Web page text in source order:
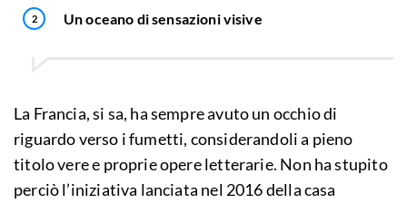
Un oceano di sensazioni visive
La Francia, si sa, ha sempre avuto un occhio di
riguardo verso i fumetti, considerandoli a pieno
titolo vere e proprie opere letterarie. Non ha stupito
perciò l’iniziativa lanciata nel 2016 della casa